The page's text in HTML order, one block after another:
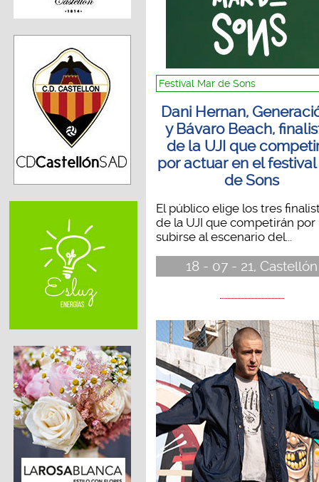
Festival Mar de Sons
Dani Hernan,
y Bávaro Beach,
de la UJI que
por actuar en el
de Sons
El público elige los tres
de la UJI que competirán por
subirse al escenario del...
18 - 07 - 21, Castellón